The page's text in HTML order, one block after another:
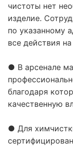
чистоты нет
изделие.
по указанному
все действия
● В арсенале
благодаря
качественную
● Для